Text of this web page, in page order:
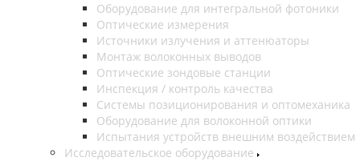
Оборудование для интегральной фотоники
Оптические измерения
Источники излучения и аттенюаторы
Монтаж волоконных выводов
Оптические зондовые станции
Инспекция / контроль качества
Системы позиционирования и оптомеханика
Оборудование для волоконной оптики
Испытания устройств внешним воздействием
Исследовательское оборудование